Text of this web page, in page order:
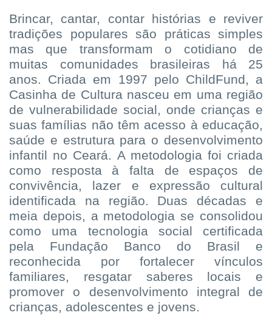
Brincar, cantar, contar histórias e reviver
tradições populares são práticas simples
mas que transformam o cotidiano de
muitas comunidades brasileiras há 25
anos. Criada em 1997 pelo ChildFund, a
Casinha de Cultura nasceu em uma região
de vulnerabilidade social, onde crianças e
suas famílias não têm acesso à educação,
saúde e estrutura para o desenvolvimento
infantil no Ceará. A metodologia foi criada
como resposta à falta de espaços de
convivência, lazer e expressão cultural
identificada na região. Duas décadas e
meia depois, a metodologia se consolidou
como uma tecnologia social certificada
pela Fundação Banco do Brasil e
reconhecida por fortalecer vínculos
familiares, resgatar saberes locais e
promover o desenvolvimento integral de
crianças, adolescentes e jovens.